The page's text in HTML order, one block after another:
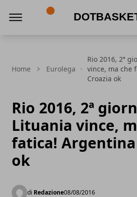
Home Eurolega
Rio 2016, 2ª
vince, ma che
Croazia ok
Rio 2016, 2ª
Lituania vince,
fatica! Argentina
ok
di Redazione08/08/2016